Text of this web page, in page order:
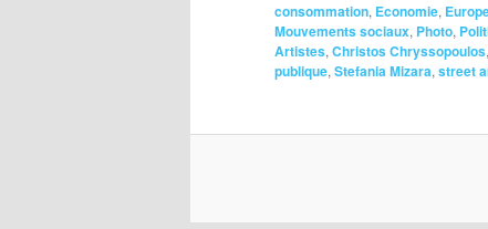
consommation, Economie,
Mouvements sociaux, Photo,
Artistes, Christos Chryssopoulos,
publique, Stefania Mizara, street